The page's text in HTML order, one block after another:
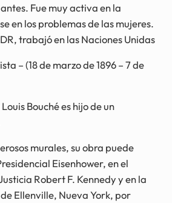
Fue muy activa en la
en los problemas de las mujeres.
trabajó en las Naciones Unidas
– (18 de marzo de 1896 – 7 de
Bouché es hijo de un
murales, su obra puede
Eisenhower, en el
Robert F. Kennedy y en la
Ellenville, Nueva York, por